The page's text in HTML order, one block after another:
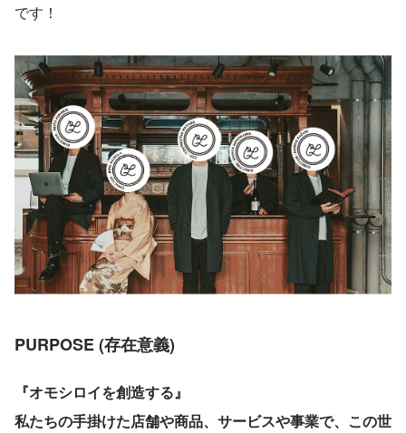
です！
PURPOSE (存在意義)
『オモシロイを創造する』
私たちの手掛けた店舗や商品、サービスや事業で、この世